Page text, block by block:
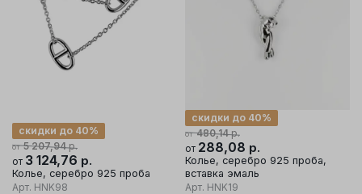
от 5 207,94р.
скидки до 40%
от 3 124,76 р.
Колье, серебро 925 проба
Арт. HNK98
от 480,14р.
скидки до 40%
от 288,08 р.
Колье, серебро 925 проба,
вставка эмаль
Арт. HNK19